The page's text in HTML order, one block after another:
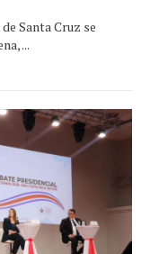
Santa Cruz se
...